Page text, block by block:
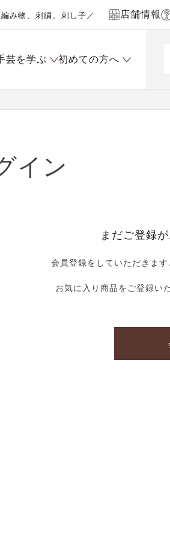
み物、刺繍、刺し子／ 店舗情報
芸を学ぶ 初めての方へ
イン
まだご登録
会員登録をしていただきま
お気に入り商品をご登録い